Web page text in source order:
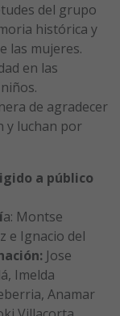
del grupo
histórica y
las mujeres.
en las
de agradecer
y luchan por
a público
a: Montse
e Ignacio del
Jose
Imelda
Anamar